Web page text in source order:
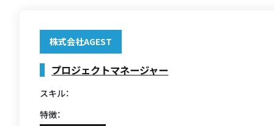
株式会社AGEST
プロジェクトマネージャー
スキル：
特徴：